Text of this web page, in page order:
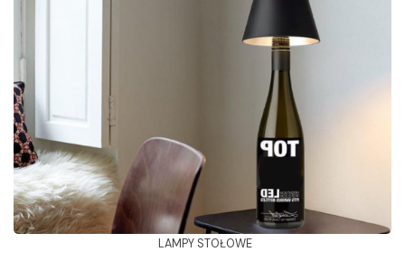
LAMPY STOŁOWE